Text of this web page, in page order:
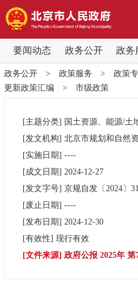
要闻动态 政务公开 政务
要闻动态
党中央精神 国务院
各区热点
市领导
决策公开 专题
政务公开> 政策服务 > 政策
更新政策汇编 > 市级政策
[主题分类] 国土资源、能源/土
[发文机构] 北京市规划和自然
[实施日期] ----
[成文日期] 2024-12-27
[发文字号] 京规自发〔2024〕
[废止日期] ----
[发布日期] 2024-12-30
[有效性] 现行有效
[文件来源] 政府公报 2025年 第